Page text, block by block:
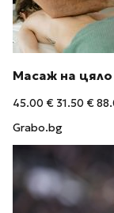
Масаж на цяло
45.00 € 31.50 €
Grabo.bg